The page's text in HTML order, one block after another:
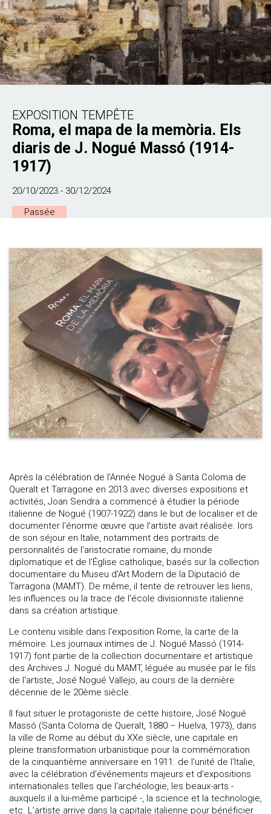
EXPOSITION TEMPÊTE
Roma, el mapa de la memòria. Els
diaris de J. Nogué Massó (1914-
1917)
Passée
20/10/2023 - 30/12/2024
Après la célébration de l'Année Nogué à Santa Coloma de
Queralt et Tarragone en 2013 avec diverses expositions et
activités, Joan Sendra a commencé à étudier la période
italienne de Nogué (1907-1922) dans le but de localiser et de
documenter l'énorme œuvre que l'artiste avait réalisée. lors
de son séjour en Italie, notamment des portraits de
personnalités de l'aristocratie romaine, du monde
diplomatique et de l'Église catholique, basés sur la collection
documentaire du Museu d'Art Modern de la Diputació de
Tarragona (MAMT). De même, il tente de retrouver les liens,
les influences ou la trace de l'école divisionniste italienne
dans sa création artistique.
Le contenu visible dans l'exposition Rome, la carte de la
mémoire. Les journaux intimes de J. Nogué Massó (1914-
1917) font partie de la collection documentaire et artistique
des Archives J. Nogué du MAMT, léguée au musée par le fils
de l'artiste, José Nogué Vallejo, au cours de la dernière
décennie de le 20ème siècle.
Il faut situer le protagoniste de cette histoire, José Nogué
Massó (Santa Coloma de Queralt, 1880 – Huelva, 1973), dans
la ville de Rome au début du XXe siècle, une capitale en
pleine transformation urbanistique pour la commémoration
de la cinquantième anniversaire en 1911. de l'unité de l'Italie,
avec la célébration d'événements majeurs et d'expositions
internationales telles que l'archéologie, les beaux-arts -
auxquels il a lui-même participé -, la science et la technologie,
etc. L'artiste arrive dans la capitale italienne pour bénéficier